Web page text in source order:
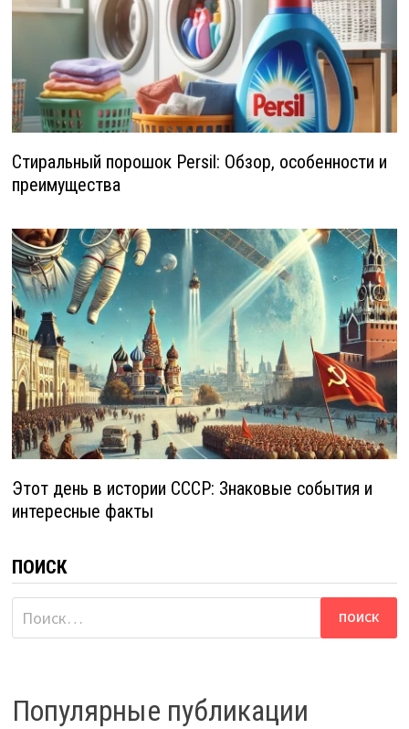
Стиральный порошок Persil: Обзор, особенности и
преимущества
Этот день в истории СССР: Знаковые события и
интересные факты
ПОИСК
Найти:
Популярные публикации